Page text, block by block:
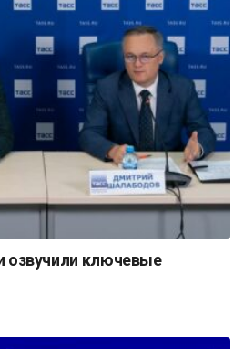
ключевые